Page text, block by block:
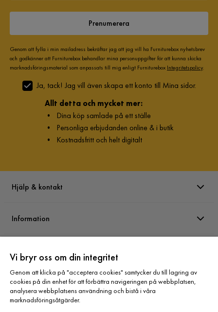
Prenumerera
Genom att fylla i min mailadress bekräftar jag att jag vill ha Furniturebox nyhetsbrev
och godkänner att Furniturebox behandlar mina personuppgifter för att kunna skicka
marknadsföringsmaterial som anpassats till mig enligt Furniturebox Integritetspolicy.
Ja, tack! Jag vill även skapa ett konto till Mina sidor.
Allt detta och mycket mer:
• Dina köp samlade på ett ställe
• Personliga erbjudanden online & i butik
• Kostnadsfritt och helt digitalt
Hjälp & kontakt
Information
Sortiment
Vi bryr oss om din integritet
Genom att klicka på "acceptera cookies" samtycker du till lagring av
cookies på din enhet för att förbättra navigeringen på webbplatsen,
analysera webbplatsens användning och bistå i våra
marknadsföringsåtgärder.